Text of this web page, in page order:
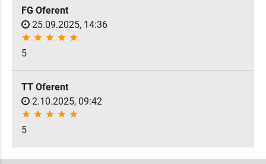
FG Oferent
25.09.2025, 14:36
star star star star star
5
TT Oferent
2.10.2025, 09:42
star star star star star
5